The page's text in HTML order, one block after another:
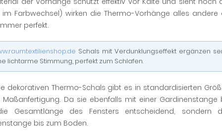
im Farbwechsel) wirken die Thermo-Vorhänge alles
perfekt.
Schals mit Verdunklungseffekt ergänzen
lichtarme Stimmung, perfekt zum Schlafen.
dekorativen Thermo-Schals gibt es in standardisierten
Maßanfertigung. Da sie ebenfalls mit einer Gardinenstange
Gesamtlänge des Fensters entscheidend, sondern
bis zum Boden.